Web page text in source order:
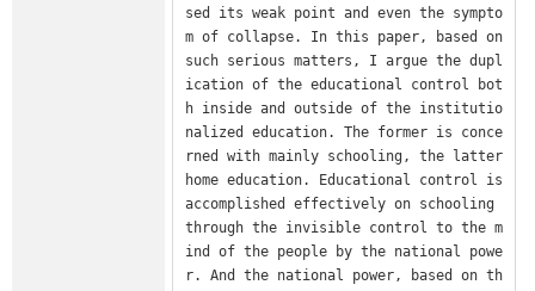
sed its weak point and even the sympto
m of collapse. In this paper, based on
such serious matters, I argue the dupl
ication of the educational control bot
h inside and outside of the institutio
nalized education. The former is conce
rned with mainly schooling, the latter
home education. Educational control is
accomplished effectively on schooling
through the invisible control to the m
ind of the people by the national powe
r. And the national power, based on th